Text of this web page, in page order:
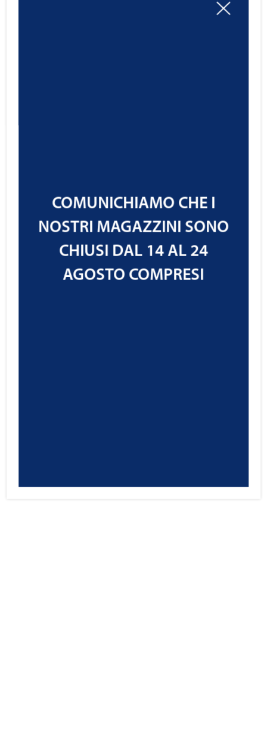
COMUNICHIAMO CHE I
NOSTRI MAGAZZINI SONO
CHIUSI DAL 14 AL 24
AGOSTO COMPRESI